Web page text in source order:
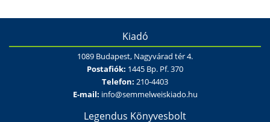
Kiadó
1089 Budapest, Nagyvárad tér 4.
Postafiók: 1445 Bp. Pf. 370
Telefon: 210-4403
E-mail: info@semmelweiskiado.hu
Legendus Könyvesbolt